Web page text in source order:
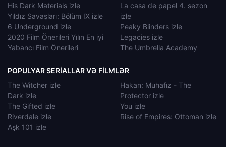
His Dark Materials izle
Yıldız Savaşları: Bölüm IX izle
6 Underground izle
2020 Film Önerileri Yılın En iyi
Yabancı Film Önerileri
La casa de papel 4. sezon
izle
Peaky Blinders izle
Legacies izle
The Umbrella Academy
POPULYAR SERIALLAR VƏ FILMLƏR
The Witcher izle
Dark izle
The Gifted izle
Riverdale izle
Aşk 101 izle
Hakan: Muhafız - The
Protector izle
You izle
Rise of Empires: Ottoman izle